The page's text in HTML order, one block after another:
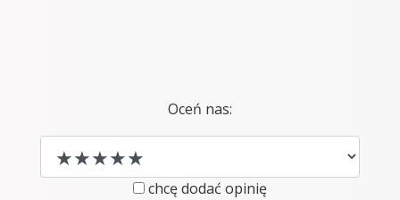
Oceń nas:
chcę dodać opinię